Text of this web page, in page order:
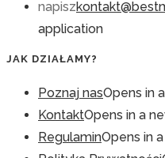
napisz
application
JAK DZIAŁAMY?
Poznaj nasOpens in
KontaktOpens in a
RegulaminOpens in